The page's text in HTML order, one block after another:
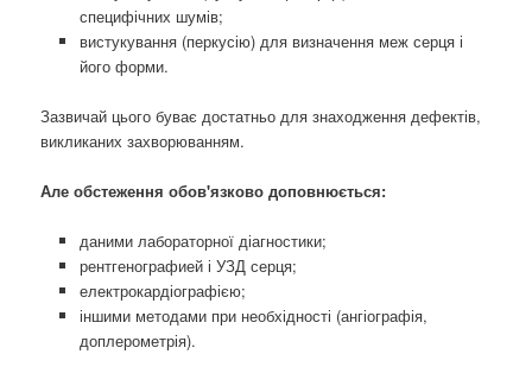
специфічних шумів;
вистукування (перкусію) для визначення меж серця і
його форми.
Зазвичай цього буває достатньо для знаходження дефектів,
викликаних захворюванням.
Але обстеження обов'язково доповнюється:
даними лабораторної діагностики;
рентгенографией і УЗД серця;
електрокардіографією;
іншими методами при необхідності (ангіографія,
доплерометрія).